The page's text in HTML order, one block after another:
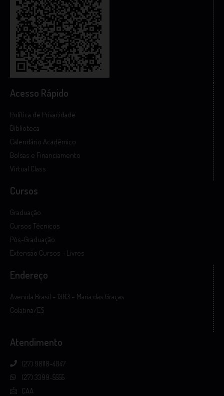
Acesso Rápido
Política de Privacidade
Biblioteca
Calendário Acadêmico
Bolsas e Financiamento
Virtual Class
Cursos
Graduação
Cursos Técnicos
Pós-Graduação
Extensão Cursos - Livres
Endereço
Avenida Brasil – 1303 – Maria das Graças
Colatina/ES
Atendimento
(27) 98118-4047
(27) 3399-5555
CAA